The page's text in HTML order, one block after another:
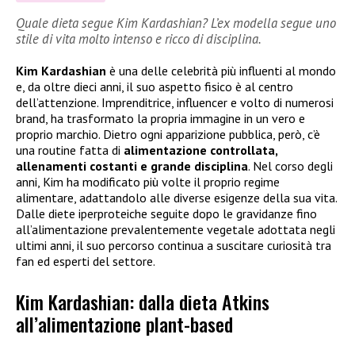
Quale dieta segue Kim Kardashian? L’ex modella segue uno
stile di vita molto intenso e ricco di disciplina.
Kim Kardashian è una delle celebrità più influenti al mondo
e, da oltre dieci anni, il suo aspetto fisico è al centro
dell’attenzione. Imprenditrice, influencer e volto di numerosi
brand, ha trasformato la propria immagine in un vero e
proprio marchio. Dietro ogni apparizione pubblica, però, c’è
una routine fatta di alimentazione controllata,
allenamenti costanti e grande disciplina. Nel corso degli
anni, Kim ha modificato più volte il proprio regime
alimentare, adattandolo alle diverse esigenze della sua vita.
Dalle diete iperproteiche seguite dopo le gravidanze fino
all’alimentazione prevalentemente vegetale adottata negli
ultimi anni, il suo percorso continua a suscitare curiosità tra
fan ed esperti del settore.
Kim Kardashian: dalla dieta Atkins
all’alimentazione plant-based